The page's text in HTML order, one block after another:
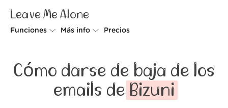
Leave Me Alone
Funciones Más info
Cómo funciona
Seguridad
Precios
Cómo darse de baja de los
emails de Bizuni